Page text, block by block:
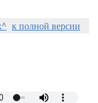
к полной версии